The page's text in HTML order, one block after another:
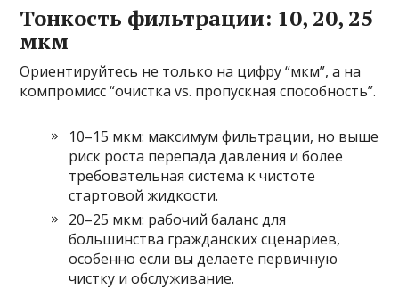
Тонкость фильтрации: 10, 20, 25
мкм
Ориентируйтесь не только на цифру “мкм”, а на
компромисс “очистка vs. пропускная способность”.
10–15 мкм: максимум фильтрации, но выше
риск роста перепада давления и более
требовательная система к чистоте
стартовой жидкости.
20–25 мкм: рабочий баланс для
большинства гражданских сценариев,
особенно если вы делаете первичную
чистку и обслуживание.